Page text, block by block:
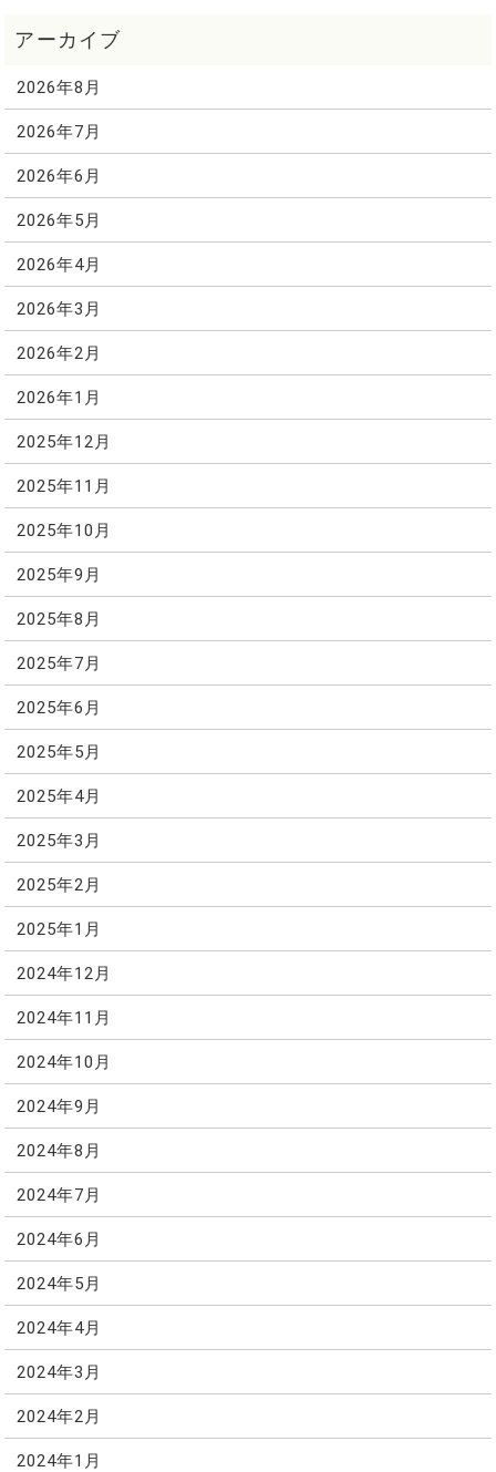
2026年8月
2026年7月
2026年6月
2026年5月
2026年4月
2026年3月
2026年2月
2026年1月
2025年12月
2025年11月
2025年10月
2025年9月
2025年8月
2025年7月
2025年6月
2025年5月
2025年4月
2025年3月
2025年2月
2025年1月
2024年12月
2024年11月
2024年10月
2024年9月
2024年8月
2024年7月
2024年6月
2024年5月
2024年4月
2024年3月
2024年2月
2024年1月